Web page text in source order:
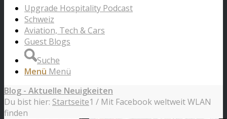
Upgrade Hospitality Podcast
Schweiz
Aviation, Tech & Cars
Guest Blogs
Suche
Menü Menü
Blog - Aktuelle Neuigkeiten
Du bist hier: Startseite1 / Mit Facebook weltweit WLAN
finden